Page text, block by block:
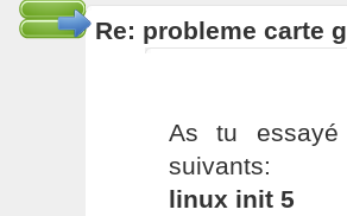
Re: probleme carte
As tu essayé
suivants:
linux init 5